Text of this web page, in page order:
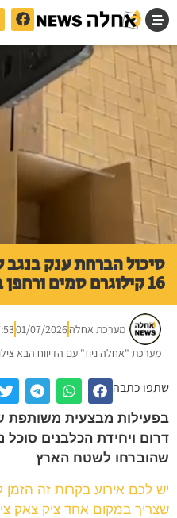
סיכול הברחת ענק בנגב
16 קילוגרם סמים ורחפן בביר הדאג
מערכת אחלה01/07/2026
מערכת "אחלה ניוז" עם הדיווח הבא
שתפו כתבה
בפעילות מבצעית משותפת
דרום ויחידת הכלבנים סוכל
שהוברחו לשטח הארץ
יש לכם אירוע בקרות זה הזמן
שצריך במקום אחד ציק צאק